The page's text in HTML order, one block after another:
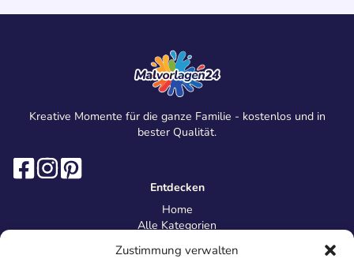
Zustimmung verwalten
Kreative Momente für die ganze Familie - kostenlos und in
bester Qualität.
Entdecken
Home
Alle Kategorien
Information